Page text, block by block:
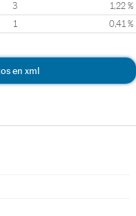
3 1,22 %
1 0,41 %
en xml